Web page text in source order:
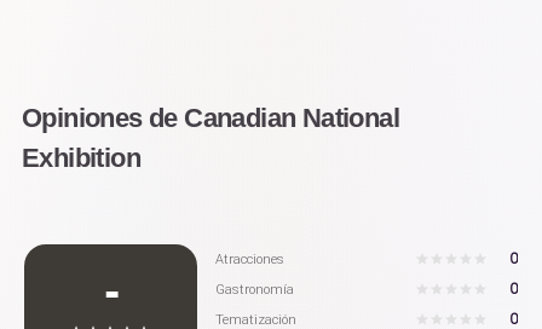
Opiniones de Canadian National
Exhibition
-
Atracciones 0
Gastronomía 0
Tematización 0